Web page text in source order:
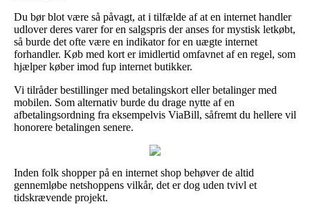
Du bør blot være så påvagt, at i tilfælde af at en internet handler
udlover deres varer for en salgspris der anses for mystisk letkøbt,
så burde det ofte være en indikator for en uægte internet
forhandler. Køb med kort er imidlertid omfavnet af en regel, som
hjælper køber imod fup internet butikker.
Vi tilråder bestillinger med betalingskort eller betalinger med
mobilen. Som alternativ burde du drage nytte af en
afbetalingsordning fra eksempelvis ViaBill, såfremt du hellere vil
honorere betalingen senere.
Inden folk shopper på en internet shop behøver de altid
gennemløbe netshoppens vilkår, det er dog uden tvivl et
tidskrævende projekt.